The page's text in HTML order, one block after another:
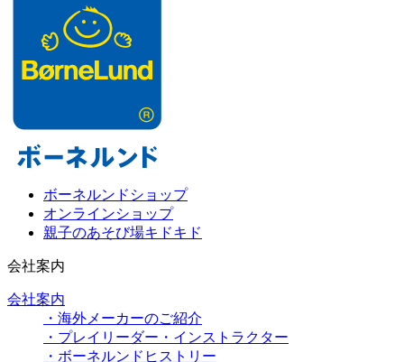
ボーネルンドショップ
オンラインショップ
親子のあそび場キドキド
会社案内
会社案内
・海外メーカーのご紹介
・プレイリーダー・インストラクター
・ボーネルンドヒストリー